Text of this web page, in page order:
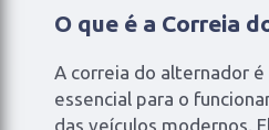
O que é a Correia
A correia do alternador
essencial para o
das veículos modernos.